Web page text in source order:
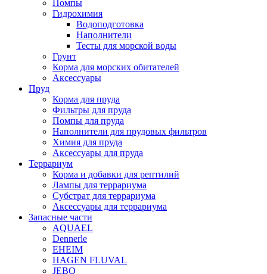
Помпы
Гидрохимия
Водоподготовка
Наполнители
Тесты для морской воды
Грунт
Корма для морских обитателей
Аксессуары
Пруд
Корма для пруда
Фильтры для пруда
Помпы для пруда
Наполнители для прудовых фильтров
Химия для пруда
Аксессуары для пруда
Террариум
Корма и добавки для рептилий
Лампы для террариума
Субстрат для террариума
Аксессуары для террариума
Запасные части
AQUAEL
Dennerle
EHEIM
HAGEN FLUVAL
JEBO